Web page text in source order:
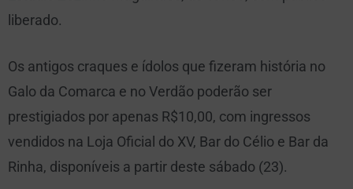
liberado.
Os antigos craques e ídolos que fizeram história no
Galo da Comarca e no Verdão poderão ser
prestigiados por apenas R$10,00, com ingressos
vendidos na Loja Oficial do XV, Bar do Célio e Bar da
Rinha, disponíveis a partir deste sábado (23).